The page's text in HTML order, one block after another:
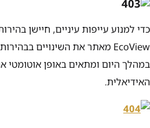
כדי למנוע עייפות עיניים, חיישן
EcoView מאתר את השינויים
במהלך היום ומתאים באופן
האידיאלית.